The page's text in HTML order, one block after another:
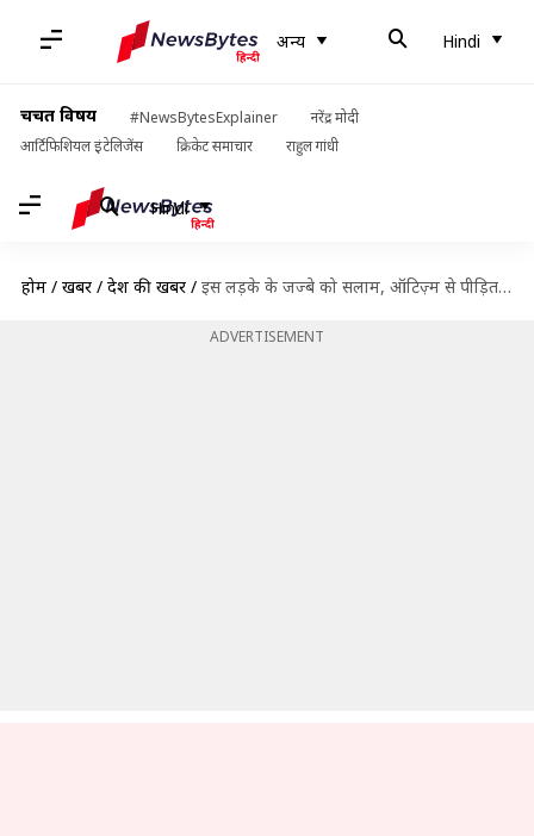
अन्य Hindi
चर्चित विषय #NewsBytesExplainer
नरेंद्र मोदी
आर्टिफिशियल इंटेलिजेंस
क्रिकेट समाचार राहुल गांधी
Hindi
होम / खबरें / देश की खबरें / इस लड़के के जज्बे को सलाम, ऑटिज़्म से पीड़ित होने के बावजूद करता है मॉडलिंग
ADVERTISEMENT